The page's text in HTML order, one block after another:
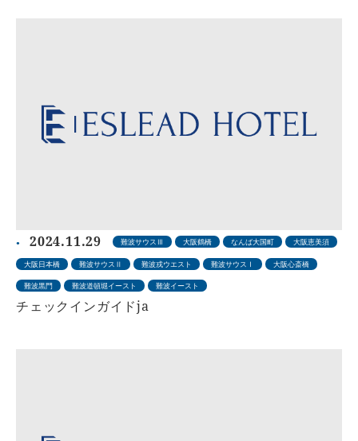
2024.11.29 難波サウスⅢ 大阪鶴橋 なんば大国町 大阪恵美須
大阪日本橋 難波サウスⅡ 難波戎ウエスト 難波サウスⅠ 大阪心斎橋
難波黒門 難波道頓堀イースト 難波イースト
チェックインガイドja